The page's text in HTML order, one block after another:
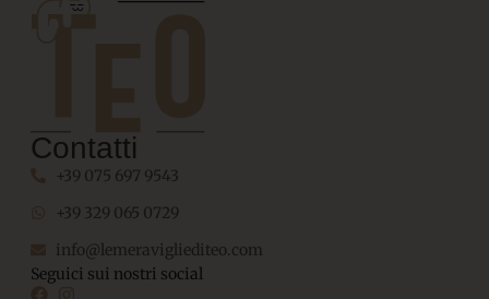
Contatti
+39 075 697 9543
+39 329 065 0729
info@lemeravigliediteo.com
Seguici sui nostri social